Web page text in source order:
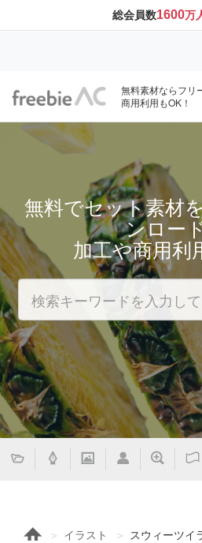
総会員数1600万
無料素材ならフリ
商用利用もOK！
無料でセット素材
ンロー
加工や商用利
イラスト スウィーツイ